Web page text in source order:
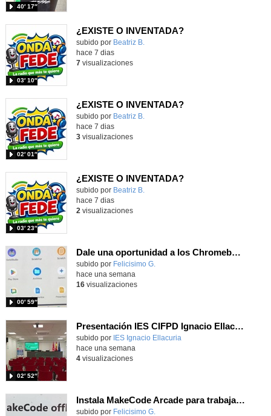
40′ 17″
¿EXISTE O INVENTADA?
Contenido educativo.
subido por Beatriz B.
03′ 10″
hace 7 dias
7visualizaciones
¿EXISTE O INVENTADA?
Contenido educativo.
subido por Beatriz B.
02′ 01″
hace 7 dias
3visualizaciones
¿EXISTE O INVENTADA?
Contenido educativo.
subido por Beatriz B.
03′ 23″
hace 7 dias
2 visualizaciones
Dale una oportunidad a los Chromebooks y utiliza un proyector para realizar talleres si no tienes pantallas táctiles
Contenido educativo.
subido por Felicisimo G.
00′ 59″
hace una semana
16visualizaciones
Presentación IES CIFPD Ignacio Ellacuría
Contenido educativo.
subido por IES Ignacio Ellacuria
02′ 52″
hace una semana
4visualizaciones
Instala MakeCode Arcade para trabajar offline en tu tablet, ordenador, Chromebook
Contenido educativo.
subido por Felicisimo G.